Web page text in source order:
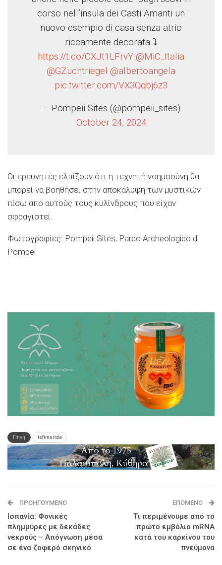
corso nell’insula dei Casti Amanti un
nuovo esempio di casa senza atrio
riccamente decorata ⤵️
https://t.co/CXJt1LFrvY @MiC_Italia
@GZuchtriegel @albertoangela
pic.twitter.com/VX3Qqbj6z3
— Pompeii Sites (@pompeii_sites)
October 24, 2024
Οι ερευνητές ελπίζουν ότι η τεχνητή νοημοσύνη θα
μπορεί να βοηθήσει στην αποκάλυψη των μυστικών
πίσω από αυτούς τους κυλίνδρους που είχαν
σφραγιστεί.
Φωτογραφίες: Pompeii Sites, Parco Archeologico di
Pompei
Πηγή iefimerida
ΠΡΟΗΓΟΎΜΕΝΟ
Ισπανία: Φονικές
πλημμύρες με δεκάδες
νεκρούς – Απόγνωση μέσα
σε ένα ζοφερό σκηνικό
ΕΠΌΜΕΝΟ
Tι περιµένουµε από το
πρώτο εµβόλιο mRNA
κατά του καρκίνου του
πνεύµονα